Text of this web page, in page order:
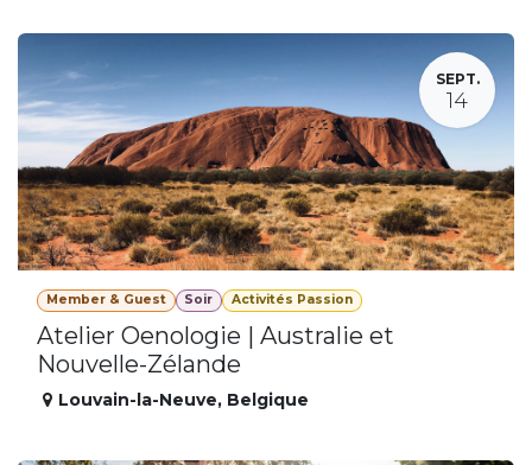
SEPT.
14
Member & Guest Soir Activités Passion
Atelier Oenologie | Australie et
Nouvelle-Zélande
Louvain-la-Neuve, Belgique